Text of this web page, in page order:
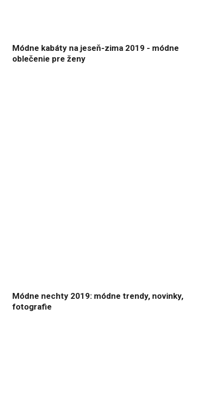
Módne kabáty na jeseň-zima 2019 - módne
oblečenie pre ženy
Módne nechty 2019: módne trendy, novinky,
fotografie